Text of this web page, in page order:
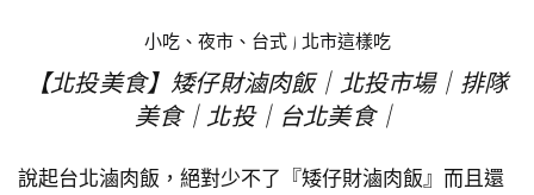
小吃、夜市、台式| 北市這樣吃
【北投美食】矮仔財滷肉飯｜北投市場｜排隊
美食｜北投｜台北美食｜
說起台北滷肉飯，絕對少不了『矮仔財滷肉飯』而且還